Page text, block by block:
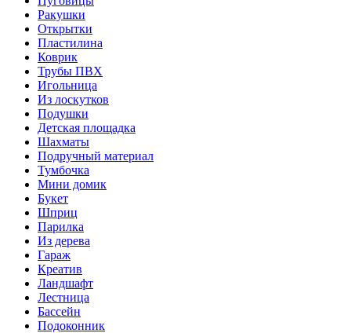
Ракушки
Открытки
Пластилина
Коврик
Трубы ПВХ
Игольница
Из лоскутков
Подушки
Детская площадка
Шахматы
Подручный материал
Тумбочка
Мини домик
Букет
Шприц
Парилка
Из дерева
Гараж
Креатив
Ландшафт
Лестница
Бассейн
Подоконник